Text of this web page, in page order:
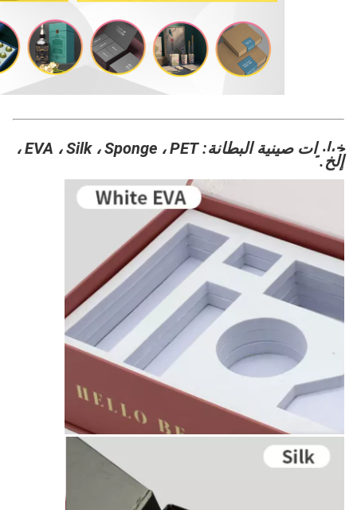
خيارات صينية البطانة: EVA ، Silk ، Sponge ، PET ،
إلخ.